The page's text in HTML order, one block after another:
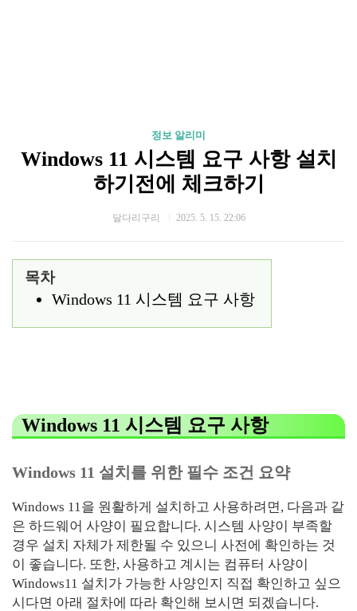
정보 알리미
Windows 11 시스템 요구 사항 설치
하기전에 체크하기
달다리구리 2025. 5. 15. 22:06
목차
Windows 11 시스템 요구 사항
Windows 11 시스템 요구 사항
Windows 11 설치를 위한 필수 조건 요약
Windows 11을 원활하게 설치하고 사용하려면, 다음과 같
은 하드웨어 사양이 필요합니다. 시스템 사양이 부족할
경우 설치 자체가 제한될 수 있으니 사전에 확인하는 것
이 좋습니다. 또한, 사용하고 계시는 컴퓨터 사양이
Windows11 설치가 가능한 사양인지 직접 확인하고 싶으
시다면 아래 절차에 따라 확인해 보시면 되겠습니다.